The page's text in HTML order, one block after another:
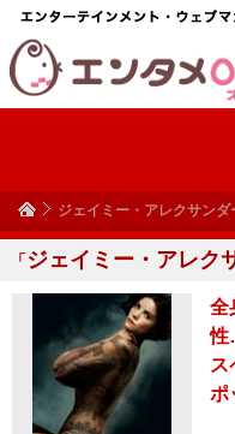
ジェイミー・アレクサンダ
「ジェイミー・アレク
全
性
ポ